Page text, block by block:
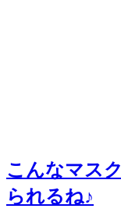
こんなマス
られるね♪